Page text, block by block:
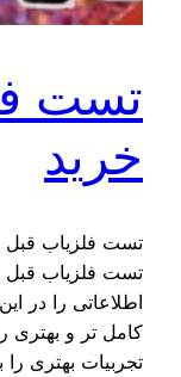
تست
خرید
تست فلزیاب قبل
تست فلزیاب قبل
اطلاعاتی را در
کامل تر و بهتری
تجربیات بهتری